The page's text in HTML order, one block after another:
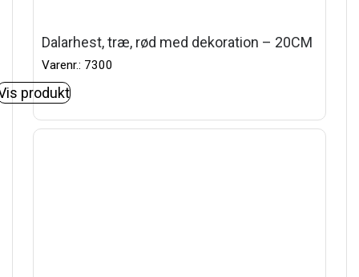
Dalarhest, træ, rød med dekoration – 20CM
Varenr.: 7300
produkt